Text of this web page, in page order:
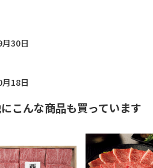
30日
18日
こんな商品も買っています